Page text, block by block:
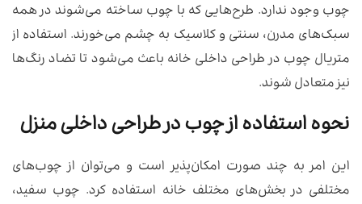
چوب وجود ندارد. طرح‌هایی که با چوب ساخته می‌شوند در همه
سبک‌های مدرن، سنتی و کلاسیک به چشم می‌خورند. استفاده از
متریال چوب در طراحی داخلی خانه باعث می‌شود تا تضاد رنگ‌ها
نیز متعادل شوند.
نحوه استفاده از چوب در طراحی داخلی منزل
این امر به چند صورت امکان‌پذیر است و می‌توان از چوب‌های
مختلفی در بخش‌های مختلف خانه استفاده کرد. چوب سفید،